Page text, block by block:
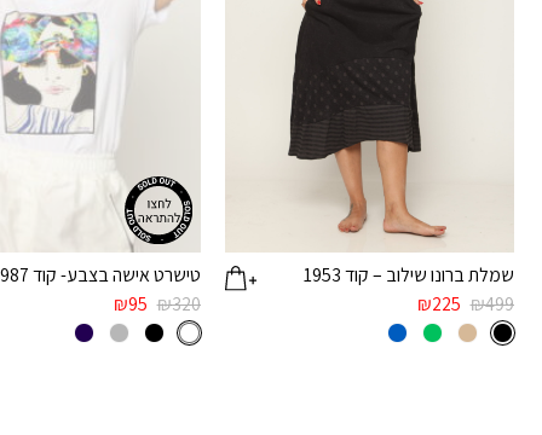
שמלת ברונו שילוב – קוד 1953
₪499
₪225
טישרט אישה בצבע- קוד 1987
₪320
₪95